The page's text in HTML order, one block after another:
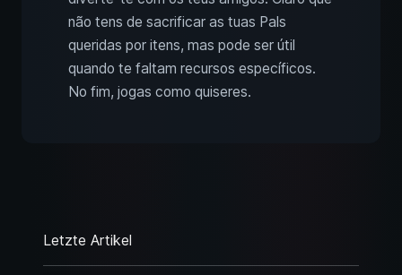
não tens de sacrificar as tuas Pals
queridas por itens, mas pode ser útil
quando te faltam recursos específicos.
No fim, jogas como quiseres.
Letzte Artikel